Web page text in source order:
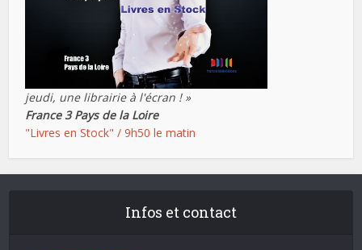
jeudi, une librairie à l'écran ! »
France 3 Pays de la Loire
"Livres en Stock" / 9h50 le matin
Infos et contact